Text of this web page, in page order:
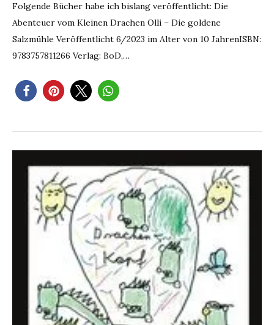
Folgende Bücher habe ich bislang veröffentlicht: Die
Abenteuer vom Kleinen Drachen Olli – Die goldene
Salzmühle Veröffentlicht 6/2023 im Alter von 10 JahrenISBN:
9783757811266 Verlag: BoD,…